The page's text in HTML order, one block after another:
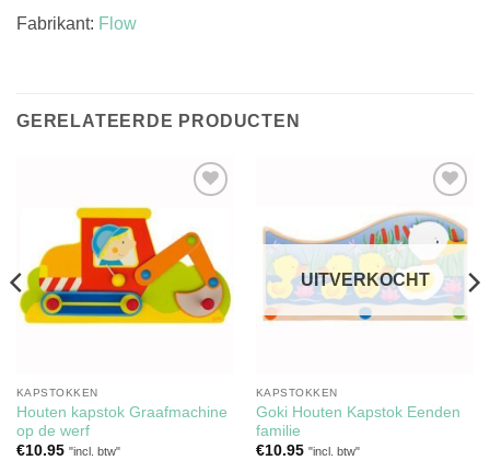
Fabrikant: Flow
GERELATEERDE PRODUCTEN
aan
verlanglijst
KAPSTOKKEN
Houten kapstok Graafmachine
op de werf
€10.95 "incl. btw"
Toevoegen
aan
verlanglijst
UITVERKOCHT
KAPSTOKKEN
Goki Houten Kapstok Eenden
familie
€10.95 "incl. btw"